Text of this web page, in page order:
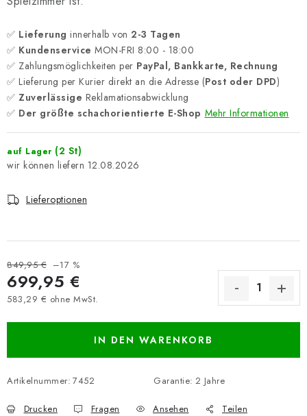
✅ Lieferung innerhalb von 2-3 Tagen
✅ Kundenservice MON-FRI 8:00 - 18:00
✅ Zahlungsmöglichkeiten per PayPal, Bankkarte, Rechnung
✅ Lieferung per Kurier direkt an die Adresse (Post oder DPD)
✅ Zuverlässige Reklamationsabwicklung
✅ Der größte schachorientierte E-Shop Mehr Informationen
auf Lager (2 St)
12.08.2026
Lieferoptionen
849,95 € –17 %
699,95 €
583,29 € ohne MwSt.
IN DEN WARENKORB
Artikelnummer: 7452 Garantie: 2 Jahre
Drucken Fragen Ansehen Teilen